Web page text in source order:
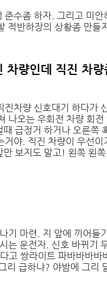
수좀 하자. 그리고 미
적반하장의 상황좀 만들
량인데 직진 차량
차량 신호대기 하다가
나오는 우회전 차량 회
급정거 하거나 오른쪽
야. 직진 차량이 우선
보지도 말고! 왼쪽 왼
기 마련. 지 앞에 끼어
는 운전자. 신호 바뀌기
고 쌍라이트 파바바바
리 급하냐? 야밤에 그리